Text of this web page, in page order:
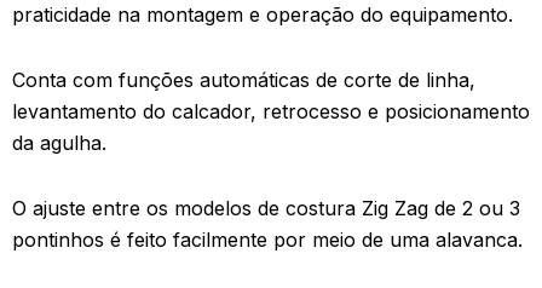
praticidade na montagem e operação do equipamento.
Conta com funções automáticas de corte de linha,
levantamento do calcador, retrocesso e posicionamento
da agulha.
O ajuste entre os modelos de costura Zig Zag de 2 ou 3
pontinhos é feito facilmente por meio de uma alavanca.